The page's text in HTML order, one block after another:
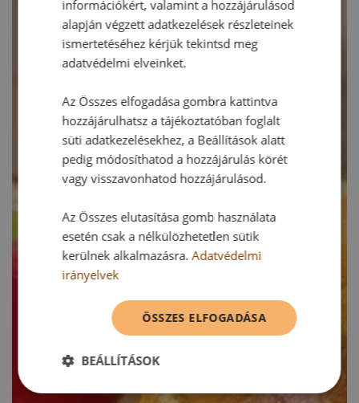
információkért, valamint a hozzájárulásod
alapján végzett adatkezelések részleteinek
ismertetéséhez kérjük tekintsd meg
adatvédelmi elveinket.
Az Összes elfogadása gombra kattintva
hozzájárulhatsz a tájékoztatóban foglalt
süti adatkezelésekhez, a Beállítások alatt
pedig módosíthatod a hozzájárulás körét
vagy visszavonhatod hozzájárulásod.
Az Összes elutasítása gomb használata
esetén csak a nélkülözhetetlen sütik
kerülnek alkalmazásra.Adatvédelmi
irányelvek
ÖSSZES ELFOGADÁSA
BEÁLLÍTÁSOK